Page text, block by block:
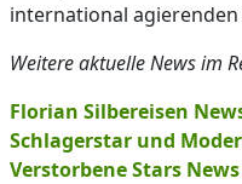
international agierenden
Weitere aktuelle News im
Florian Silbereisen
Schlagerstar und
Verstorbene Stars